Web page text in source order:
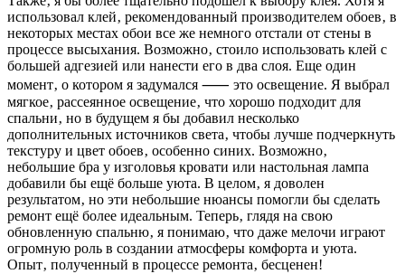
использовал клей‚ рекомендованный производителем обоев‚ в
некоторых местах обои все же немного отстали от стены в
процессе высыхания. Возможно‚ стоило использовать клей с
большей адгезией или нанести его в два слоя. Еще один
момент‚ о котором я задумался ⸺ это освещение. Я выбрал
мягкое‚ рассеянное освещение‚ что хорошо подходит для
спальни‚ но в будущем я бы добавил несколько
дополнительных источников света‚ чтобы лучше подчеркнуть
текстуру и цвет обоев‚ особенно синих. Возможно‚
небольшие бра у изголовья кровати или настольная лампа
добавили бы ещё больше уюта. В целом‚ я доволен
результатом‚ но эти небольшие нюансы помогли бы сделать
ремонт ещё более идеальным. Теперь‚ глядя на свою
обновленную спальню‚ я понимаю‚ что даже мелочи играют
огромную роль в создании атмосферы комфорта и уюта.
Опыт‚ полученный в процессе ремонта‚ бесценен!